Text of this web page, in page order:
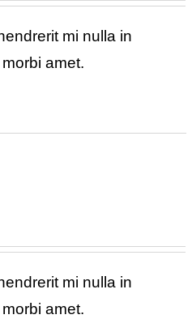
mi nulla in
amet.
mi nulla in
amet.